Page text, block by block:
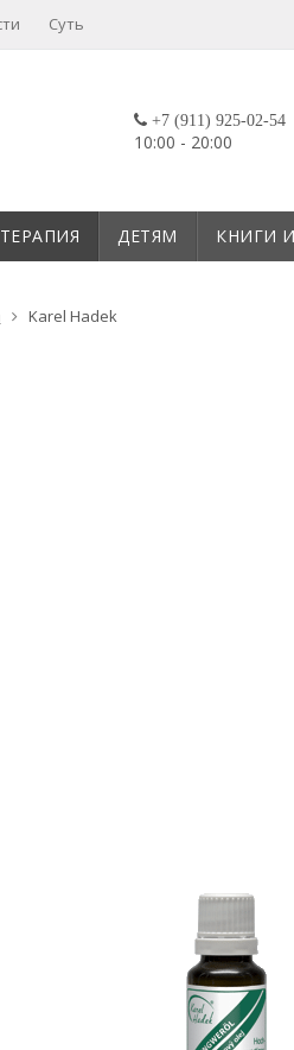
Суть
+7 (911) 925-02-54
10:00 - 20:00
ДЕТЯМ КНИГИ
Karel Hadek